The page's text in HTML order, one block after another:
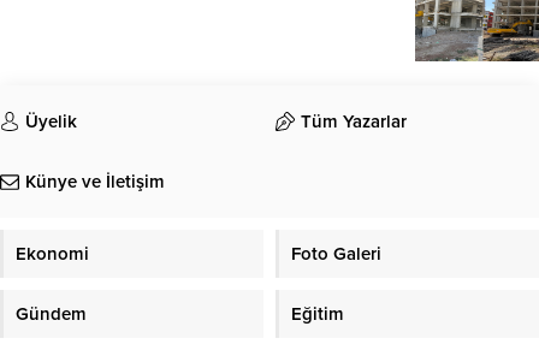
Üyelik Tüm Yazarlar
Künye ve İletişim
Ekonomi Foto Galeri
Gündem Eğitim